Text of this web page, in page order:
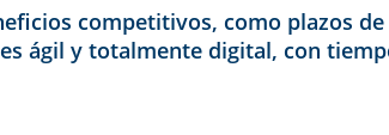
competitivos, como plazos
ágil y totalmente digital, con